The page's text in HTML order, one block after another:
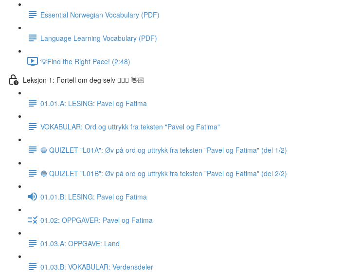
Essential Norwegian Vocabulary (PDF)
Language Learning Vocabulary (PDF)
💡Find the Right Pace! (2:48)
Leksjon 1: Fortell om deg selv 🙋🏽‍♀️ 👋🏻
01.01.A: LESING: Pavel og Fatima
VOKABULAR: Ord og uttrykk fra teksten "Pavel og Fatima"
🔵 QUIZLET "L01A": Øv på ord og uttrykk fra teksten "Pavel og Fatima" (del 1/2)
🔵 QUIZLET "L01B": Øv på ord og uttrykk fra teksten "Pavel og Fatima" (del 2/2)
01.01.B: LESING: Pavel og Fatima
01.02: OPPGAVER: Pavel og Fatima
01.03.A: OPPGAVE: Land
01.03.B: VOKABULAR: Verdensdeler